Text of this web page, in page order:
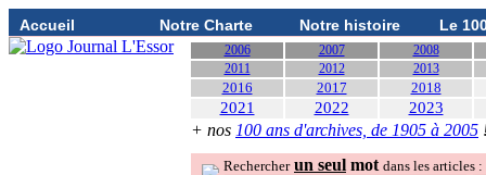
Accueil Notre Charte Notre histoire Le
2006 2007
2008
2011
2012 2013
2016 2017 2018
2021 2022 2023
+ nos 100 ans d'archives, de 1905 à 2005
Rechercher un seul mot dans les articles :